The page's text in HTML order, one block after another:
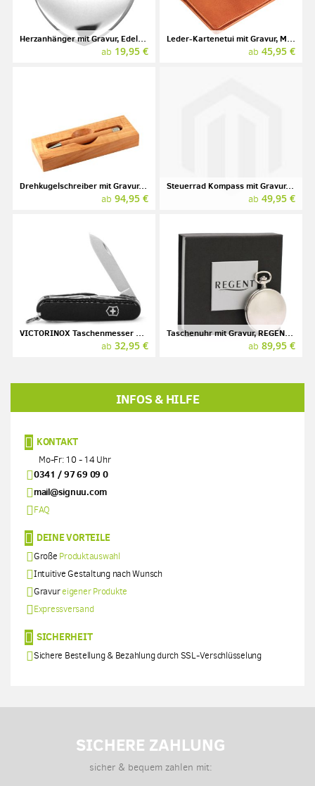
Herzanhänger mit Gravur, Edelstahl
ab 19,95 €
Leder-Kartenetui mit Gravur, Marke SONNENLEDER, Modell INN
ab 45,95 €
Drehkugelschreiber mit Gravur, E+M, Wood-in-Wood, Apfel
ab 94,95 €
Steuerrad Kompass mit Gravur, Messing
ab 49,95 €
VICTORINOX Taschenmesser mit Gravur, SPARTAN, schwarz
ab 32,95 €
Taschenuhr mit Gravur, REGENT, verchromt, silberfarben
ab 89,95 €
INFOS & HILFE
KONTAKT
Mo-Fr: 10 - 14 Uhr
0341 / 97 69 09 0
mail@signuu.com
FAQ
DEINE VORTEILE
Große Produktauswahl
Intuitive Gestaltung nach Wunsch
Gravureigener Produkte
Expressversand
SICHERHEIT
Sichere Bestellung & Bezahlung durch SSL-Verschlüsselung
SICHERE ZAHLUNG
sicher & bequem zahlen mit: